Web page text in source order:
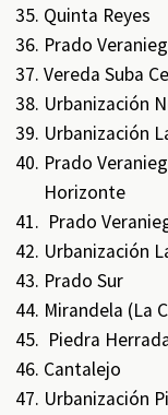
Quinta Reyes
Prado
Vereda Suba
Urbanización
Urbanización
Prado
Horizonte
Prado
Urbanización
Prado Sur
Mirandela (La
Piedra
Cantalejo
Urbanización